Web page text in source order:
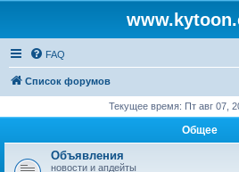
FAQ
Список форумов
Текущее время: Пт авг 07,
Общее
Объявления
новости и апдейты